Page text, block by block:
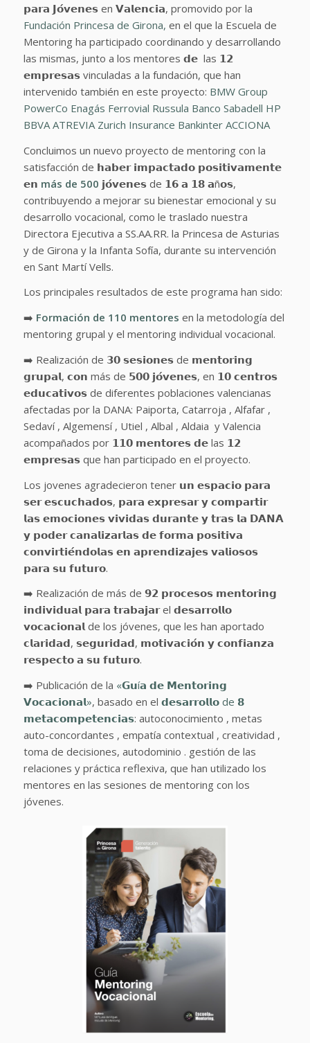
𝗽𝗮𝗿𝗮 𝗝𝗼́𝘃𝗲𝗻𝗲𝘀 en 𝗩𝗮𝗹𝗲𝗻𝗰𝗶𝗮, promovido por la
Fundación Princesa de Girona, en el que la Escuela de
Mentoring ha participado coordinando y desarrollando
las mismas, junto a los mentores 𝗱𝗲 las 𝟭𝟮
𝗲𝗺𝗽𝗿𝗲𝘀𝗮𝘀 vinculadas a la fundación, que han
intervenido también en este proyecto: BMW Group
PowerCo Enagás Ferrovial Russula Banco Sabadell HP
BBVA ATREVIA Zurich Insurance Bankinter ACCIONA
Concluimos un nuevo proyecto de mentoring con la
satisfacción de 𝗵𝗮𝗯𝗲𝗿 𝗶𝗺𝗽𝗮𝗰𝘁𝗮𝗱𝗼 𝗽𝗼𝘀𝗶𝘁𝗶𝘃𝗮𝗺𝗲𝗻𝘁𝗲
𝗲𝗻 más de 500 𝗷𝗼́𝘃𝗲𝗻𝗲𝘀 de 𝟭𝟲 𝗮 𝟭𝟴 𝗮ñ𝗼𝘀,
contribuyendo a mejorar su bienestar emocional y su
desarrollo vocacional, como le traslado nuestra
Directora Ejecutiva a SS.AA.RR. la Princesa de Asturias
y de Girona y la Infanta Sofía, durante su intervención
en Sant Martí Vells.
Los principales resultados de este programa han sido:
➡️ Formación de 110 mentores en la metodología del
mentoring grupal y el mentoring individual vocacional.
➡️ Realización de 𝟯𝟬 𝘀𝗲𝘀𝗶𝗼𝗻𝗲𝘀 de 𝗺𝗲𝗻𝘁𝗼𝗿𝗶𝗻𝗴
𝗴𝗿𝘂𝗽𝗮𝗹, 𝗰𝗼𝗻 más de 𝟱𝟬𝟬 𝗷𝗼́𝘃𝗲𝗻𝗲𝘀, en 𝟭𝟬 𝗰𝗲𝗻𝘁𝗿𝗼𝘀
𝗲𝗱𝘂𝗰𝗮𝘁𝗶𝘃𝗼𝘀 de diferentes poblaciones valencianas
afectadas por la DANA: Paiporta, Catarroja , Alfafar ,
Sedaví , Algemensí , Utiel , Albal , Aldaia y Valencia
acompañados por 𝟭𝟭𝟬 𝗺𝗲𝗻𝘁𝗼𝗿𝗲𝘀 𝗱𝗲 las 𝟭𝟮
𝗲𝗺𝗽𝗿𝗲𝘀𝗮𝘀 que han participado en el proyecto.
Los jovenes agradecieron tener 𝘂𝗻 𝗲𝘀𝗽𝗮𝗰𝗶𝗼 𝗽𝗮𝗿𝗮
𝘀𝗲𝗿 𝗲𝘀𝗰𝘂𝗰𝗵𝗮𝗱𝗼𝘀, 𝗽𝗮𝗿𝗮 𝗲𝘅𝗽𝗿𝗲𝘀𝗮𝗿 𝘆 𝗰𝗼𝗺𝗽𝗮𝗿𝘁𝗶𝗿
𝗹𝗮𝘀 𝗲𝗺𝗼𝗰𝗶𝗼𝗻𝗲𝘀 𝘃𝗶𝘃𝗶𝗱𝗮𝘀 𝗱𝘂𝗿𝗮𝗻𝘁𝗲 𝘆 𝘁𝗿𝗮𝘀 𝗹𝗮 𝗗𝗔𝗡𝗔
𝘆 𝗽𝗼𝗱𝗲𝗿 𝗰𝗮𝗻𝗮𝗹𝗶𝘇𝗮𝗿𝗹𝗮𝘀 𝗱𝗲 𝗳𝗼𝗿𝗺𝗮 𝗽𝗼𝘀𝗶𝘁𝗶𝘃𝗮
𝗰𝗼𝗻𝘃𝗶𝗿𝘁𝗶𝗲́𝗻𝗱𝗼𝗹𝗮𝘀 𝗲𝗻 𝗮𝗽𝗿𝗲𝗻𝗱𝗶𝘇𝗮𝗷𝗲𝘀 𝘃𝗮𝗹𝗶𝗼𝘀𝗼𝘀
𝗽𝗮𝗿𝗮 𝘀𝘂 𝗳𝘂𝘁𝘂𝗿𝗼.
➡️ Realización de más de 𝟵𝟮 𝗽𝗿𝗼𝗰𝗲𝘀𝗼𝘀 𝗺𝗲𝗻𝘁𝗼𝗿𝗶𝗻𝗴
𝗶𝗻𝗱𝗶𝘃𝗶𝗱𝘂𝗮𝗹 𝗽𝗮𝗿𝗮 𝘁𝗿𝗮𝗯𝗮𝗷𝗮𝗿 el 𝗱𝗲𝘀𝗮𝗿𝗿𝗼𝗹𝗹𝗼
𝘃𝗼𝗰𝗮𝗰𝗶𝗼𝗻𝗮𝗹 de los jóvenes, que les han aportado
𝗰𝗹𝗮𝗿𝗶𝗱𝗮𝗱, 𝘀𝗲𝗴𝘂𝗿𝗶𝗱𝗮𝗱, 𝗺𝗼𝘁𝗶𝘃𝗮𝗰𝗶𝗼́𝗻 𝘆 𝗰𝗼𝗻𝗳𝗶𝗮𝗻𝘇𝗮
𝗿𝗲𝘀𝗽𝗲𝗰𝘁𝗼 𝗮 𝘀𝘂 𝗳𝘂𝘁𝘂𝗿𝗼.
➡️ Publicación de la «𝗚𝘂í𝗮 𝗱𝗲 𝗠𝗲𝗻𝘁𝗼𝗿𝗶𝗻𝗴
𝗩𝗼𝗰𝗮𝗰𝗶𝗼𝗻𝗮𝗹», basado en el 𝗱𝗲𝘀𝗮𝗿𝗿𝗼𝗹𝗹𝗼 de 𝟴
𝗺𝗲𝘁𝗮𝗰𝗼𝗺𝗽𝗲𝘁𝗲𝗻𝗰𝗶𝗮𝘀: autoconocimiento , metas
auto-concordantes , empatía contextual , creatividad ,
toma de decisiones, autodominio . gestión de las
relaciones y práctica reflexiva, que han utilizado los
mentores en las sesiones de mentoring con los
jóvenes.